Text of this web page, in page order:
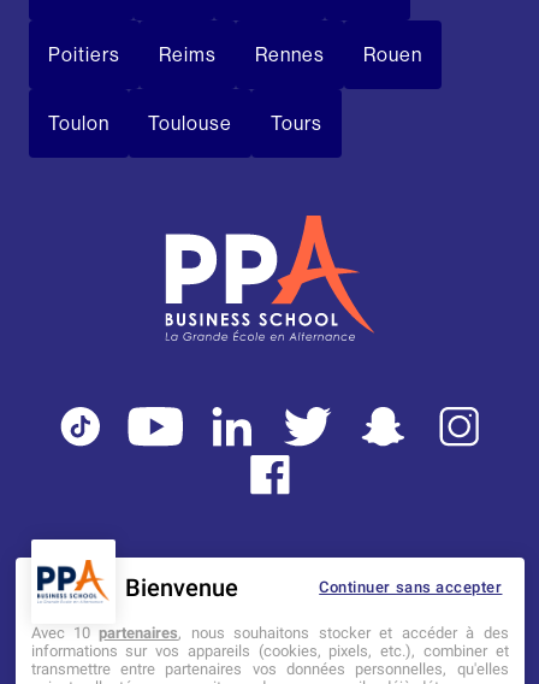
Poitiers Reims Rennes Rouen
Toulon Toulouse Tours
Mentions légales Tarifs CGI
Établissement d’Enseignement
Continuer sans accepter
Bienvenue
Avec 10partenaires, nous souhaitons stocker et accéder à des
informations sur vos appareils (cookies, pixels, etc.), combiner et
transmettre entre partenaires vos données personnelles, qu'elles